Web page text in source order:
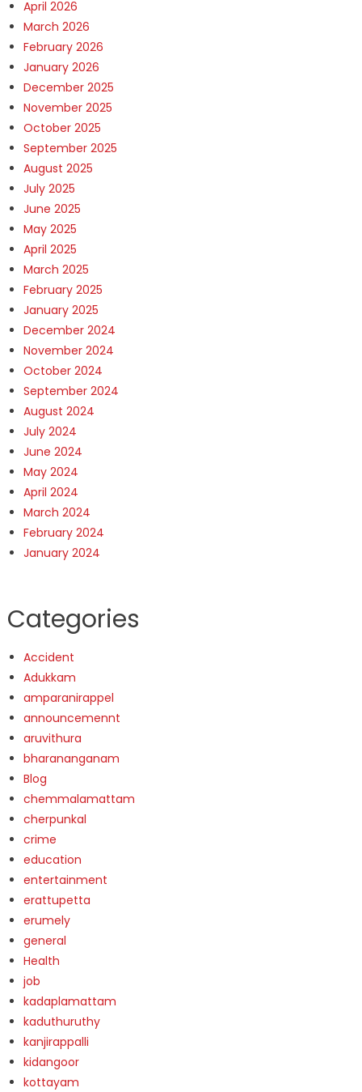
April 2026
March 2026
February 2026
January 2026
December 2025
November 2025
October 2025
September 2025
August 2025
July 2025
June 2025
May 2025
April 2025
March 2025
February 2025
January 2025
December 2024
November 2024
October 2024
September 2024
August 2024
July 2024
June 2024
May 2024
April 2024
March 2024
February 2024
January 2024
Categories
Accident
Adukkam
amparanirappel
announcemennt
aruvithura
bharananganam
Blog
chemmalamattam
cherpunkal
crime
education
entertainment
erattupetta
erumely
general
Health
job
kadaplamattam
kaduthuruthy
kanjirappalli
kidangoor
kottayam